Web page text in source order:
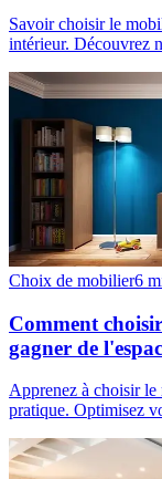
Savoir choisir le
intérieur. Découvrez
Choix de mobilier6
Comment
gagner de
Apprenez à choisir
pratique. Optimisez